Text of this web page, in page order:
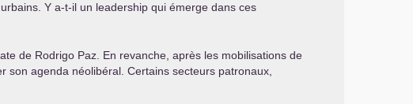
Y a-t-il un leadership qui émerge dans ces
de Rodrigo Paz. En revanche, après les mobilisations de
son agenda néolibéral. Certains secteurs patronaux,